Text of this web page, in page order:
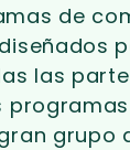
de
las
grupo